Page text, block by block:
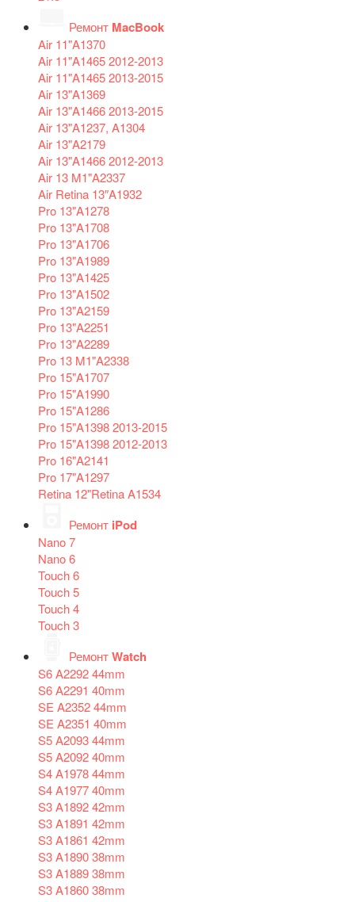
Ремонт MacBook
Air 11"A1370
Air 11"A1465 2012-2013
Air 11"A1465 2013-2015
Air 13"A1369
Air 13"A1466 2013-2015
Air 13"A1237, A1304
Air 13"A2179
Air 13"A1466 2012-2013
Air 13 M1"A2337
Air Retina 13″A1932
Pro 13"A1278
Pro 13"A1708
Pro 13"A1706
Pro 13"A1989
Pro 13"A1425
Pro 13"A1502
Pro 13"A2159
Pro 13"A2251
Pro 13"A2289
Pro 13 M1"A2338
Pro 15"A1707
Pro 15"A1990
Pro 15"A1286
Pro 15"A1398 2013-2015
Pro 15"A1398 2012-2013
Pro 16"A2141
Pro 17"A1297
Retina 12"Retina A1534
Ремонт iPod
Nano 7
Nano 6
Touch 6
Touch 5
Touch 4
Touch 3
РемонтWatch
S6 A2292 44mm
S6 A2291 40mm
SE A2352 44mm
SE A2351 40mm
S5 A2093 44mm
S5 A2092 40mm
S4 A1978 44mm
S4 A1977 40mm
S3 A1892 42mm
S3 A1891 42mm
S3 A1861 42mm
S3 A1890 38mm
S3 A1889 38mm
S3 A1860 38mm